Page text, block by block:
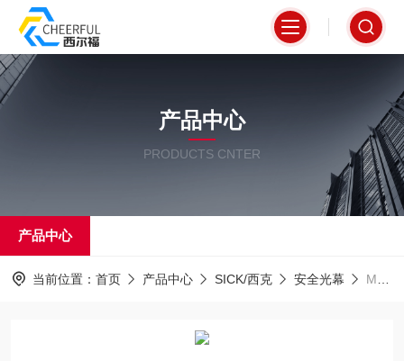
产品中心
PRODUCTS CNTER
产品中心
当前位置： 首页 产品中心 SICK/西克 安全光幕 MLG25N-2225E10501SICK施克测量型自动化光栅订货号: 1219361